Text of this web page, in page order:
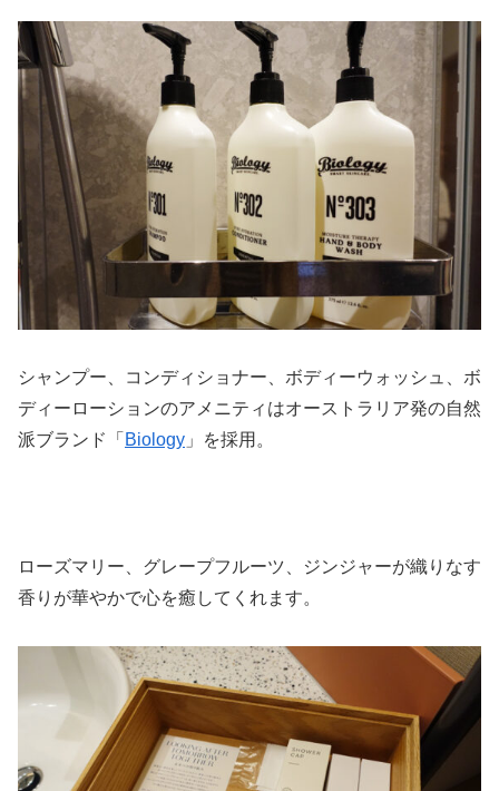
シャンプー、コンディショナー、ボディーウォッシュ、ボ
ディーローションのアメニティはオーストラリア発の自然
派ブランド「 Biology 」を採用。
ローズマリー、グレープフルーツ、ジンジャーが織りなす
香りが華やかで心を癒してくれます。